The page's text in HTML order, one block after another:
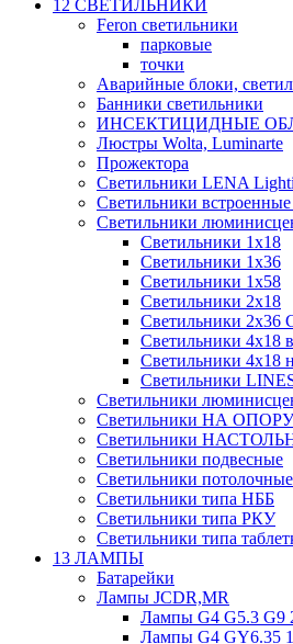
12 СВЕТИЛЬНИКИ
Feron светильники
парковые
точки
Аварийные блоки,
Банники светильники
ИНСЕКТИЦИДНЫЕ
Люстры Wolta, Luminarte
Прожектора
Светильники LENA
Светильники
Светильники
Светильники 1х18
Светильники 1х36
Светильники 1х58
Светильники 2х18
Светильники 2х36
Светильники 4х18
Светильники 4х18
Светильники
Светильники
Светильники НА ОПОРУ
Светильники
Светильники подвесные
Светильники
Светильники типа НББ
Светильники типа РКУ
Светильники типа
13 ЛАМПЫ
Батарейки
Лампы JCDR,MR
Лампы G4 G5.3 G9
Лампы G4 GY6.35